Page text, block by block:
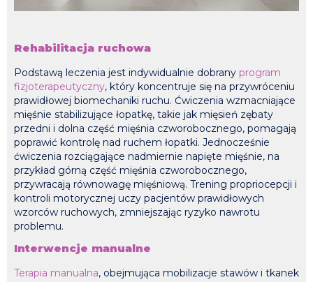
Rehabilitacja ruchowa
Podstawą leczenia jest indywidualnie dobrany program
fizjoterapeutyczny, który koncentruje się na przywróceniu
prawidłowej biomechaniki ruchu. Ćwiczenia wzmacniające
mięśnie stabilizujące łopatkę, takie jak mięsień zębaty
przedni i dolna część mięśnia czworobocznego, pomagają
poprawić kontrolę nad ruchem łopatki. Jednocześnie
ćwiczenia rozciągające nadmiernie napięte mięśnie, na
przykład górną część mięśnia czworobocznego,
przywracają równowagę mięśniową. Trening propriocepcji i
kontroli motorycznej uczy pacjentów prawidłowych
wzorców ruchowych, zmniejszając ryzyko nawrotu
problemu.
Interwencje manualne
Terapia manualna, obejmująca mobilizacje stawów i tkanek